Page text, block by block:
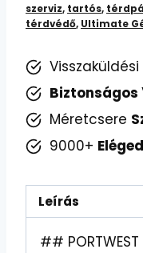
Védelem
és
Szabadidőhöz
mennyiség
szerviz, tartós,
térdvédő, Ultimate
Visszaküldési
Biztonságos
Méretcsere
9000+
Leírás
## PORTWEST